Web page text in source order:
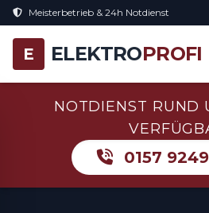
Meisterbetrieb & 24h Notdienst
E ELEKTROPROFI
NOTDIENST RUND
0157